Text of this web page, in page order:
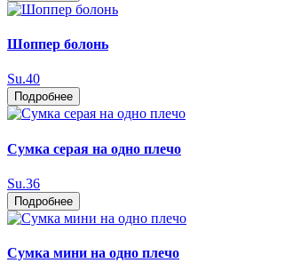
Шоппер болонь
Su.40
Подробнее
Сумка серая на одно плечо
Su.36
Подробнее
Сумка мини на одно плечо